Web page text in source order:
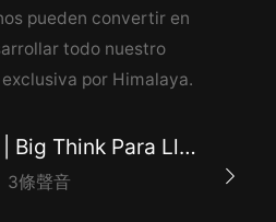
pueden convertir en
todo nuestro
por Himalaya.
Wellness | Big Think Para Llevar
3條聲音